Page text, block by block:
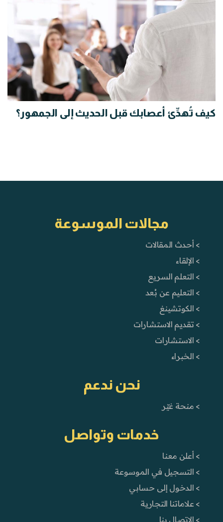
كيف تُهدِّئ أعصابك قبل الحديث إلى الجمهور؟
مجالات الموسوعة
> أحدث المقالات
> الإلقاء
> التعلم السريع
> التعليم عن بُعد
> الكوتشينغ
> تقديم الاستشارات
> الاستشارات
> الخبراء
نحن ندعم
> منحة غيّر
خدمات وتواصل
> أعلن معنا
> التسجيل في الموسوعة
> الدخول إلى حسابي
> علاماتنا التجارية
> الاتصال بنا